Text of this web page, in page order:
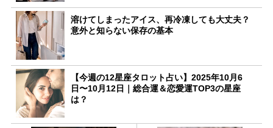
溶けてしまったアイス、再冷凍しても大丈夫？
意外と知らない保存の基本
【今週の12星座タロット占い】2025年10月6
日〜10月12日｜総合運＆恋愛運TOP3の星座
は？